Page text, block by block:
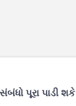
પૂરા પાડી